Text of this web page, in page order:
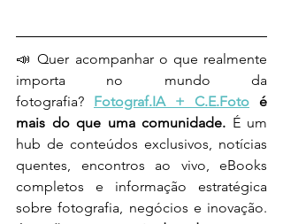
📣 Quer acompanhar o que realmente
importa no mundo da
fotografia?
Fotograf.IA + C.E.Foto é
mais do que uma comunidade. É um
hub de conteúdos exclusivos, notícias
quentes, encontros ao vivo, eBooks
completos e informação estratégica